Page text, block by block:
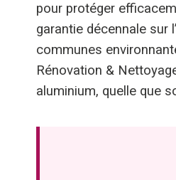
pour protéger
garantie décennale
communes
Rénovation &
aluminium, quelle que